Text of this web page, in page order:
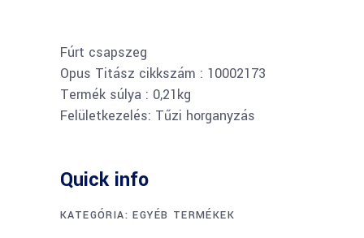
Fúrt csapszeg
Opus Titász cikkszám : 10002173
Termék súlya : 0,21kg
Felületkezelés: Tűzi horganyzás
Quick info
KATEGÓRIA:EGYÉB TERMÉKEK